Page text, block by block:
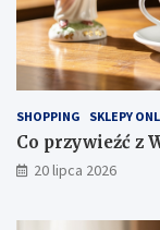
SHOPPING SKLEPY
Co przywieźć z
20 lipca 2026